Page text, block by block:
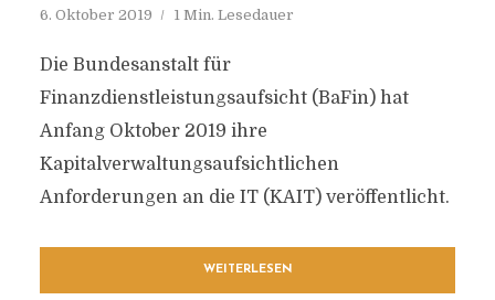
6. Oktober 2019 1 Min. Lesedauer
Die Bundesanstalt für
Finanzdienstleistungsaufsicht (BaFin) hat
Anfang Oktober 2019 ihre
Kapitalverwaltungsaufsichtlichen
Anforderungen an die IT (KAIT) veröffentlicht.
WEITERLESEN